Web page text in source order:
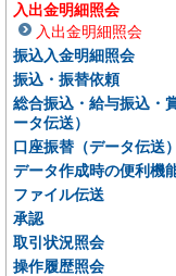
入出金明細照会
入出金明細照会
振込入金明細照会
振込・振替依頼
総合振込・給与振込・
ータ伝送）
口座振替（データ伝送）
データ作成時の便利機
ファイル伝送
承認
取引状況照会
操作履歴照会